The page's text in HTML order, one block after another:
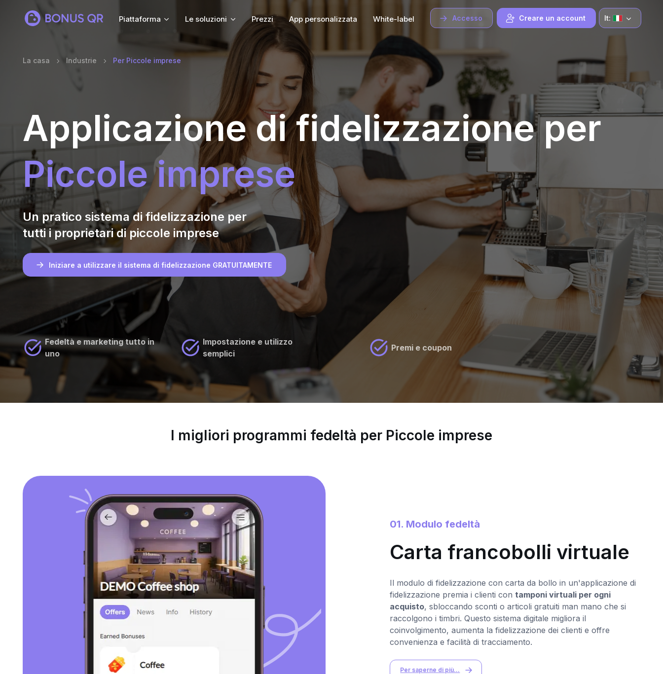
Accesso Creare un account
Piattaforma Le soluzioni Prezzi App personalizzata White-label It:
La casa Industrie Per Piccole imprese
Applicazione di fidelizzazione per
Piccole imprese
Un pratico sistema di fidelizzazione per
tutti i proprietari di piccole imprese
Iniziare a utilizzare il sistema di fidelizzazione GRATUITAMENTE
Fedeltà e marketing tutto in
uno
Impostazione e utilizzo
semplici
Premi e coupon
I migliori programmi fedeltà per Piccole imprese
01. Modulo fedeltà
Carta francobolli virtuale
Il modulo di fidelizzazione con carta da bollo in un'applicazione di
fidelizzazione premia i clienti contamponi virtuali per ogni
acquisto, sbloccando sconti o articoli gratuiti man mano che si
raccolgono i timbri. Questo sistema digitale migliora il
coinvolgimento, aumenta la fidelizzazione dei clienti e offre
convenienza e facilità di tracciamento.
Per saperne di più...